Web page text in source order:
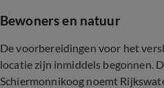
Bewoners en natuur
De voorbereidingen voor het
locatie zijn inmiddels begonnen.
Schiermonnikoog noemt